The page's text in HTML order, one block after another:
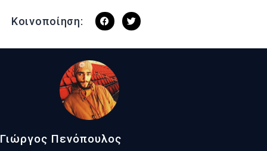
Κοινοποίηση:
Γιώργος Πενόπουλος